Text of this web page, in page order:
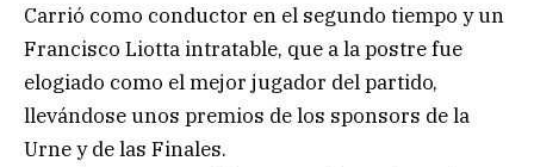
Carrió como conductor en el segundo tiempo y un
Francisco Liotta intratable, que a la postre fue
elogiado como el mejor jugador del partido,
llevándose unos premios de los sponsors de la
Urne y de las Finales.